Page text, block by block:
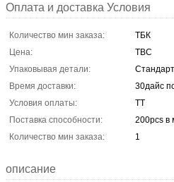
Оплата и доставка Условия
Количество мин заказа:
ТБК
Цена:
TBC
Упаковывая детали:
Время доставки:
30дайс
Условия оплаты:
ТТ
Поставка способности:
200pcs в
Количество мин заказа:
1
описание